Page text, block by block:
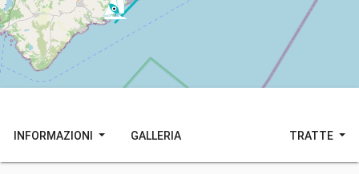
INFORMAZIONI GALLERIA TRATTE